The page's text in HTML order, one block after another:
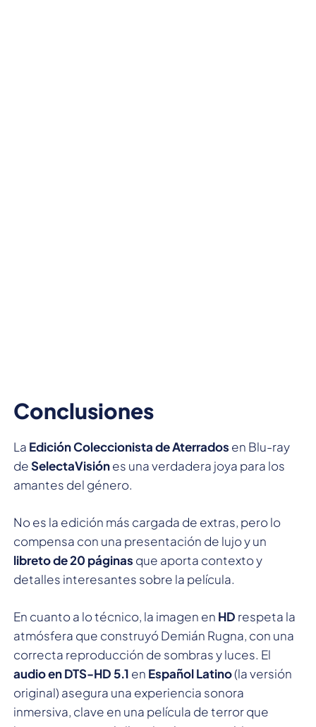
Conclusiones
La Edición Coleccionista de Aterrados en Blu-ray
deSelectaVisiónes una verdadera joya para los
amantes del género.
No es la edición más cargada de extras, pero lo
compensa con una presentación de lujo y un
libreto de 20 páginas que aporta contexto y
detalles interesantes sobre la película.
En cuanto a lo técnico, la imagen en HD respeta la
atmósfera que construyó Demián Rugna, con una
correcta reproducción de sombras y luces. El
audio en DTS-HD 5.1 en Español Latino(la versión
original) asegura una experiencia sonora
inmersiva, clave en una película de terror que